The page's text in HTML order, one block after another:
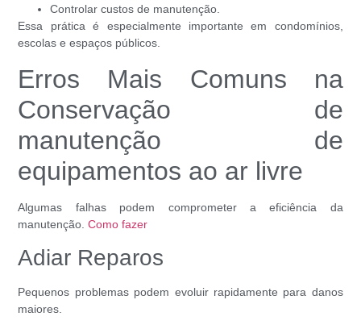
Controlar custos de manutenção.
Essa prática é especialmente importante em condomínios,
escolas e espaços públicos.
Erros Mais Comuns na
Conservação de
manutenção de
equipamentos ao ar livre
Algumas falhas podem comprometer a eficiência da
manutenção.Como fazer
Adiar Reparos
Pequenos problemas podem evoluir rapidamente para danos
maiores.